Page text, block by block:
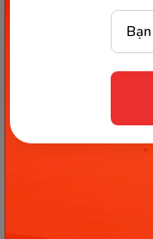
Nguồn tham khảo
Thông tin
không cần báo
kiểm tra lại
hệ trực tiếp với